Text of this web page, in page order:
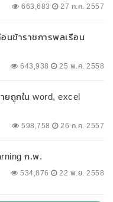
663,683 27 ก.ค. 2557
นข้าราชการพลเรือน
643,938 25 พ.ค. 2558
ยถูกใน word, excel
598,758 26 ก.ค. 2557
ก.พ.
534,876 22 พ.ย. 2558